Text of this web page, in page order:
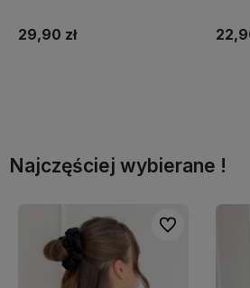
22,90 zł
Najczęściej wybierane !
Do ulubionych